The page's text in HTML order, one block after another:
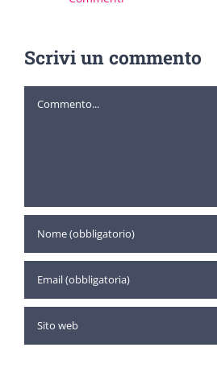
Scrivi un commento
Commento